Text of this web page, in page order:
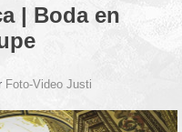
| Boda en
Foto-Video Justi